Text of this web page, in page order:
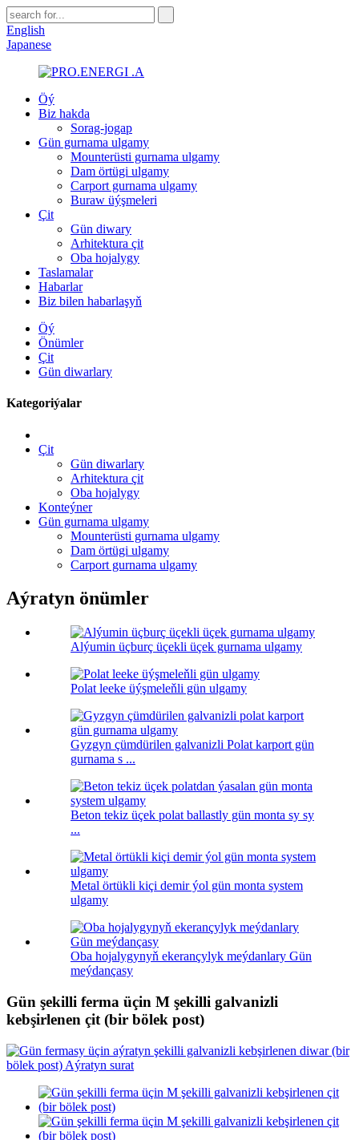
English
Japanese
Öý
Biz hakda
Sorag-jogap
Gün gurnama ulgamy
Mounterüsti gurnama ulgamy
Dam örtügi ulgamy
Carport gurnama ulgamy
Buraw üýşmeleri
Çit
Gün diwary
Arhitektura çit
Oba hojalygy
Taslamalar
Habarlar
Biz bilen habarlaşyň
Öý
Önümler
Çit
Gün diwarlary
Kategoriýalar
Çit
Gün diwarlary
Arhitektura çit
Oba hojalygy
Konteýner
Gün gurnama ulgamy
Mounterüsti gurnama ulgamy
Dam örtügi ulgamy
Carport gurnama ulgamy
Aýratyn önümler
Alýumin üçburç üçekli üçek gurnama ulgamy
Polat leeke üýşmeleňli gün ulgamy
Gyzgyn çümdürilen galvanizli Polat karport gün
gurnama s ...
Beton tekiz üçek polat ballastly gün monta sy sy
...
Metal örtükli kiçi demir ýol gün monta system
ulgamy
Oba hojalygynyň ekerançylyk meýdanlary Gün
meýdançasy
Gün şekilli ferma üçin M şekilli galvanizli
kebşirlenen çit (bir bölek post)